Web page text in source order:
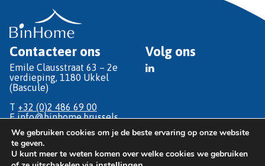
Contacteer ons
Emile Clausstraat 63 – 2e
verdieping, 1180 Ukkel
(Bascule)
T +32 (0)2 486 69 00
Einfo@binhome.brussels
Volg ons
© Copyright 2026 BinHôme
We gebruiken cookies om je de beste ervaring op onze website
te geven.
U kunt meer te weten komen over welke cookies we gebruiken